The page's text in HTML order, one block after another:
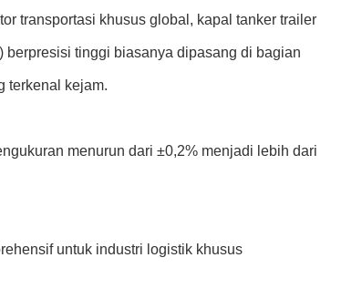
transportasi khusus global, kapal tanker trailer
tinggi biasanya dipasang di bagian
terkenal kejam.
menurun dari ±0,2% menjadi lebih dari
untuk industri logistik khusus